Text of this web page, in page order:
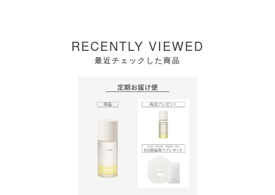
RECENTLY VIEWED
最近チェックした商品